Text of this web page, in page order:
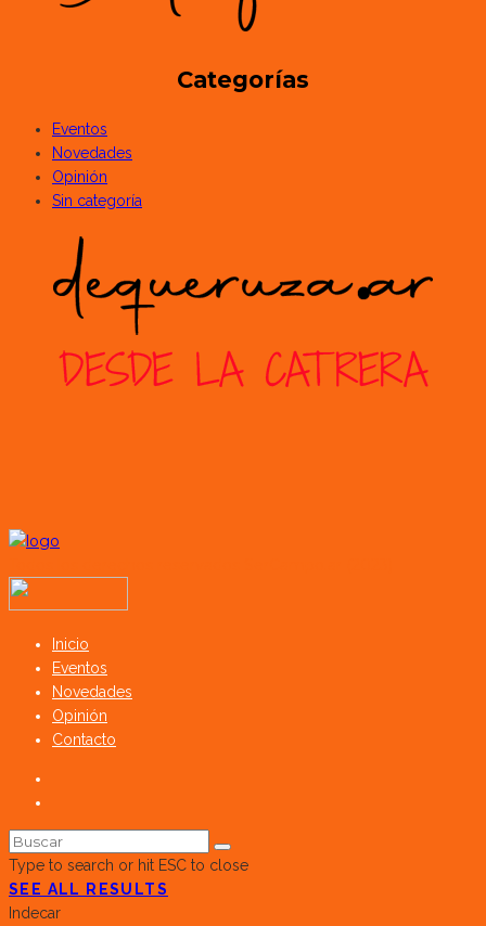
Categorías
Eventos
Novedades
Opinión
Sin categoría
Inicio
Eventos
Novedades
Opinión
Contacto
Type to search or hit ESC to close
SEE ALL RESULTS
Indecar